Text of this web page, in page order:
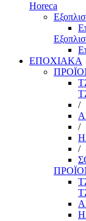
Horeca
ΕΠΟΧΙΑΚΑ
/
/
/